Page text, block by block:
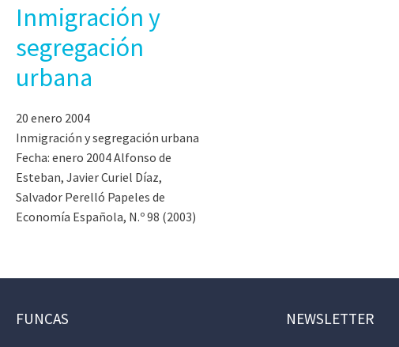
Inmigración y
segregación
urbana
20 enero 2004
Inmigración y segregación urbana
Fecha: enero 2004 Alfonso de
Esteban, Javier Curiel Díaz,
Salvador Perelló Papeles de
Economía Española, N.º 98 (2003)
FUNCAS NEWSLETTER